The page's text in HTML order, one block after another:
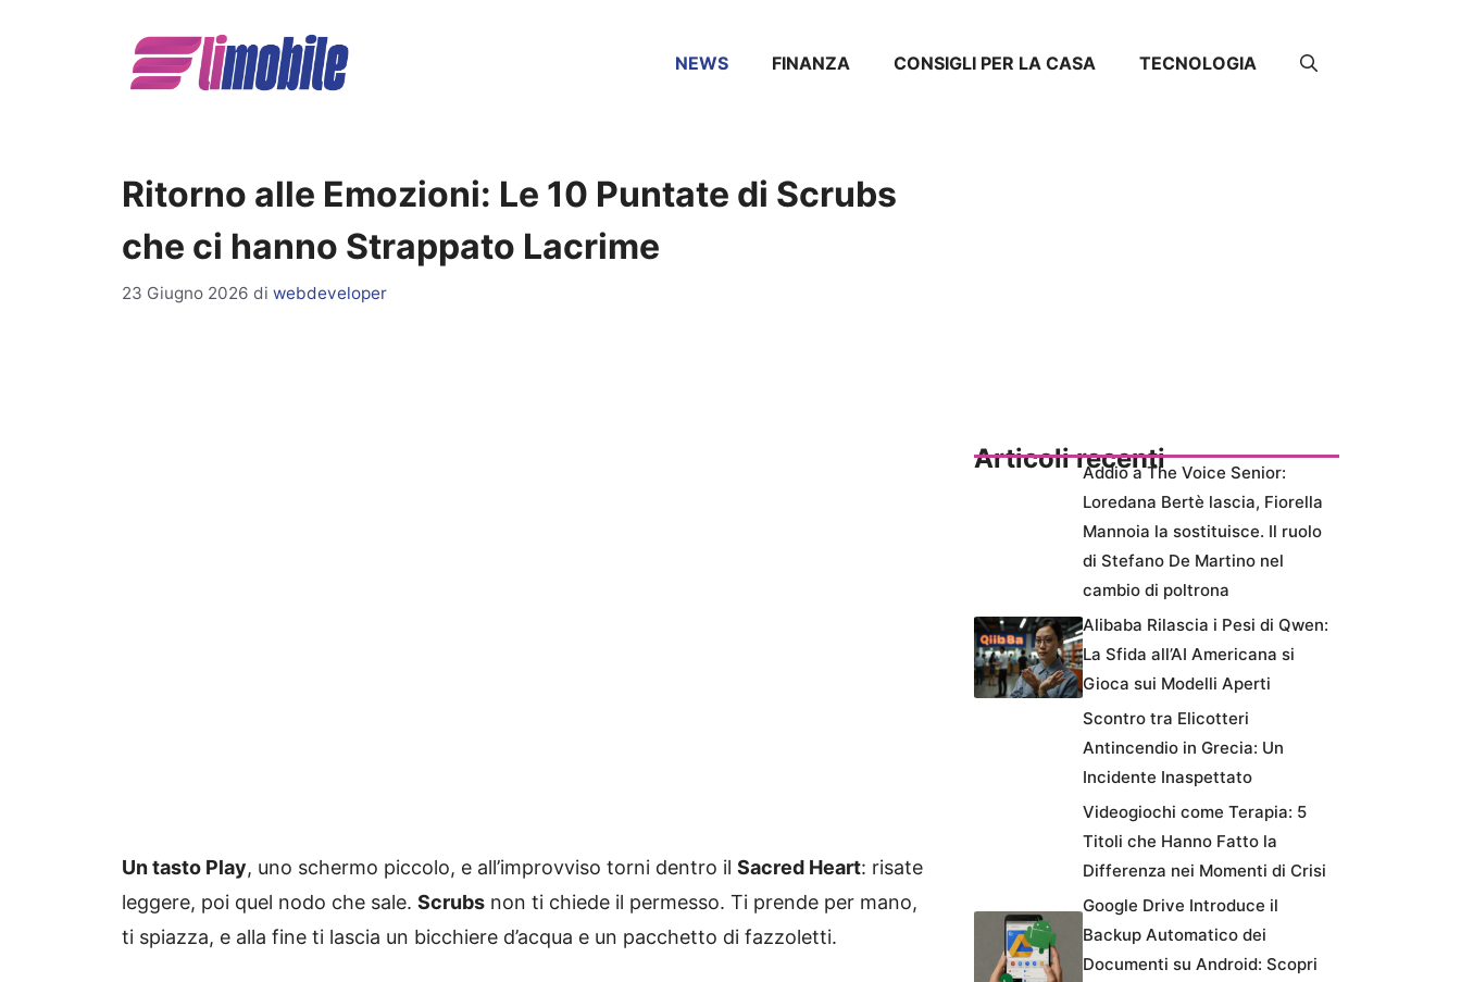
NEWS FINANZA CONSIGLI PER LA CASA TECNOLOGIA
Ritorno alle Emozioni: Le 10 Puntate di Scrubs
che ci hanno Strappato Lacrime
23 Giugno 2026 di webdeveloper
Un tasto Play, uno schermo piccolo, e all’improvviso torni dentro il Sacred Heart: risate
leggere, poi quel nodo che sale. Scrubs non ti chiede il permesso. Ti prende per mano,
ti spiazza, e alla fine ti lascia un bicchiere d’acqua e un pacchetto di fazzoletti.
Articoli recentiAddio a The Voice Senior:
Loredana Bertè lascia, Fiorella
Mannoia la sostituisce. Il ruolo
di Stefano De Martino nel
cambio di poltrona
Alibaba Rilascia i Pesi di Qwen:
La Sfida all’AI Americana si
Gioca sui Modelli Aperti
Scontro tra Elicotteri
Antincendio in Grecia: Un
Incidente Inaspettato
Videogiochi come Terapia: 5
Titoli che Hanno Fatto la
Differenza nei Momenti di Crisi
Google Drive Introduce il
Backup Automatico dei
Documenti su Android: Scopri